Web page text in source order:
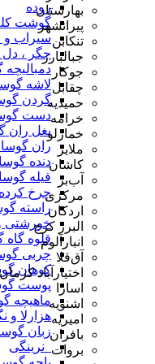
روده
گوشت
سیراب و
جگر ، دل
دمبالیچه
لاشه
گردن
دست
بغل ران
ران
دنده
فیله
چرخ کرده
راسته
خورشتی
قلوه گاه
چربی
کوهان
پوست
ماهیچه
هزارلا و
زبان
_نرینگی
بهارستان
پیرانشهر
تنکابن
جبالبارز
جوکار
چقابل
حمیدیه
خرامه
خمارلو
ملایر
کاشان
آب‌بر
مرکزی
اردکان
البرز کرج
انبارآلوم
آق‌قلا
اختیارآباد کرمان
اسارا
اشنویه
امیریه
بافران
بروات